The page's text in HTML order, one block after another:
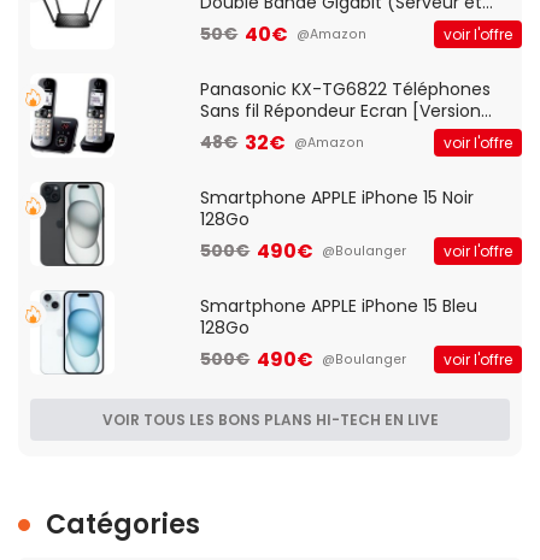
Client VPN, Triple Vlan, Mode Point
d'accès et Bridge, contrôle Parental,
50€ 40€ @Amazon voir l'offre
Panasonic KX-TG6822 Téléphones
Sans fil Répondeur Ecran [Version
Française]
48€ 32€ @Amazon voir l'offre
Smartphone APPLE iPhone 15 Noir
128Go
500€ 490€ @Boulanger voir l'offre
Smartphone APPLE iPhone 15 Bleu
128Go
500€ 490€ @Boulanger voir l'offre
VOIR TOUS LES BONS PLANS HI-TECH EN LIVE
Catégories